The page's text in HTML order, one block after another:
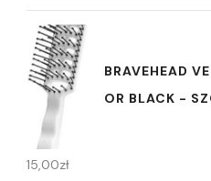
BRAVEHEAD
OR BLACK -
15,00zł